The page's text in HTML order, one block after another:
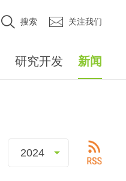
搜索 关注我们
研究开发 新闻